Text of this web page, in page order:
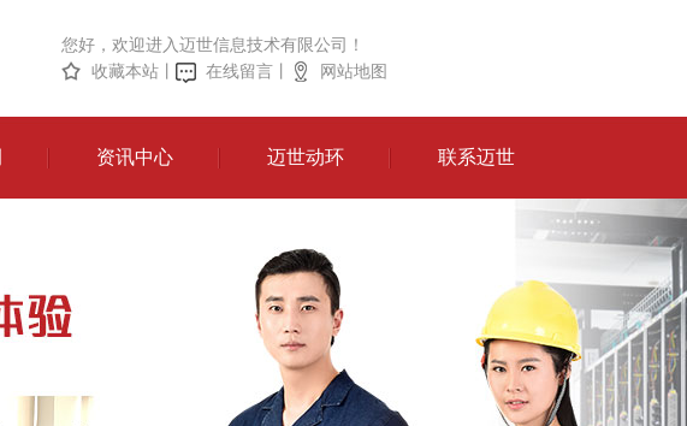
您好，欢迎进入迈世信息技术有限公司！
收藏本站
在线留言 网站地图
资讯中心 迈世动环 联系迈世